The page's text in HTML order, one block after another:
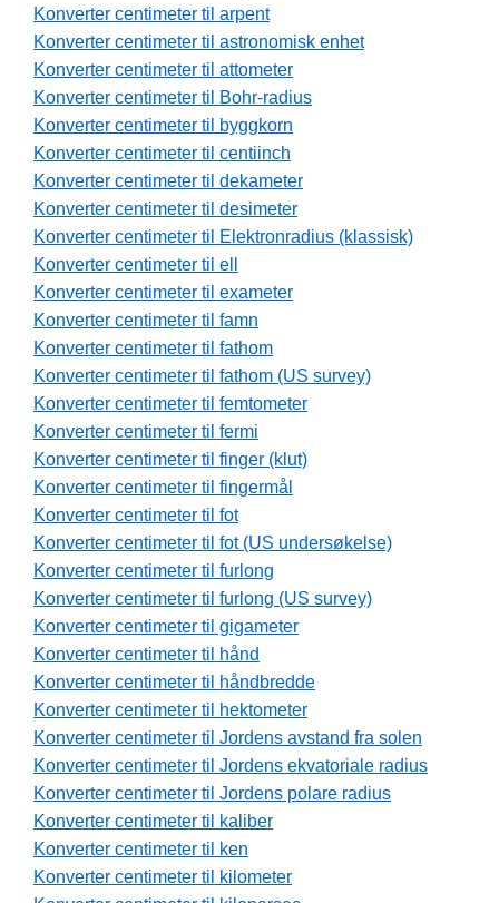
Konverter centimeter til arpent
Konverter centimeter til astronomisk enhet
Konverter centimeter til attometer
Konverter centimeter til Bohr-radius
Konverter centimeter til byggkorn
Konverter centimeter til centiinch
Konverter centimeter til dekameter
Konverter centimeter til desimeter
Konverter centimeter til Elektronradius (klassisk)
Konverter centimeter til ell
Konverter centimeter til exameter
Konverter centimeter til famn
Konverter centimeter til fathom
Konverter centimeter til fathom (US survey)
Konverter centimeter til femtometer
Konverter centimeter til fermi
Konverter centimeter til finger (klut)
Konverter centimeter til fingermål
Konverter centimeter til fot
Konverter centimeter til fot (US undersøkelse)
Konverter centimeter til furlong
Konverter centimeter til furlong (US survey)
Konverter centimeter til gigameter
Konverter centimeter til hånd
Konverter centimeter til håndbredde
Konverter centimeter til hektometer
Konverter centimeter til Jordens avstand fra solen
Konverter centimeter til Jordens ekvatoriale radius
Konverter centimeter til Jordens polare radius
Konverter centimeter til kaliber
Konverter centimeter til ken
Konverter centimeter til kilometer